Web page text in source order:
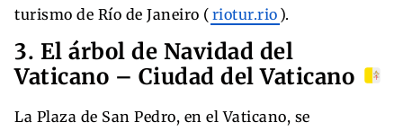
turismo de Río de Janeiro ( riotur.rio ).
3. El árbol de Navidad del
Vaticano – Ciudad del Vaticano
La Plaza de San Pedro, en el Vaticano, se